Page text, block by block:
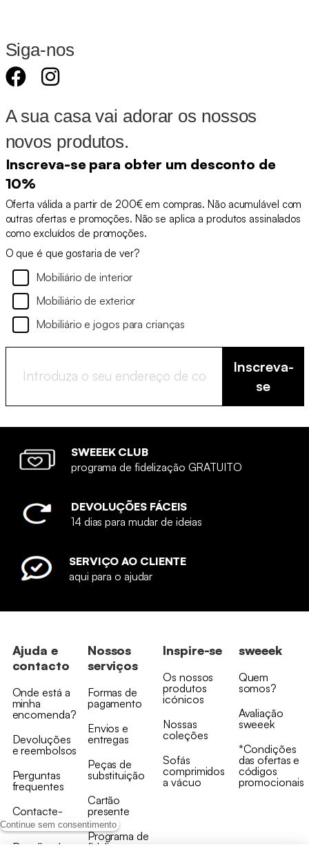
Continue sem consentimento
Siga-nos
A sua casa vai adorar os nossos
novos produtos.
Inscreva-se para obter um desconto de
10%
Oferta válida a partir de 200€ em compras. Não acumulável com
outras ofertas e promoções. Não se aplica a produtos assinalados
como excluídos de promoções.
O que é que gostaria de ver?
Mobiliário de interior
Mobiliário de exterior
Mobiliário e jogos para crianças
Inscreva-
se
SWEEEK CLUB
programa de fidelização GRATUITO
DEVOLUÇÕES FÁCEIS
14 dias para mudar de ideias
SERVIÇO AO CLIENTE
aqui para o ajudar
Ajuda e
contacto
Onde está a
minha
encomenda?
Devoluções
e reembolsos
Perguntas
frequentes
Contacte-
nos
Nossos
serviços
Formas de
pagamento
Envios e
entregas
Peças de
substituição
Cartão
presente
Programa de
Inspire-se
Os nossos
produtos
icónicos
Nossas
coleções
Sofás
comprimidos
a vácuo
sweeek
Quem
somos?
Avaliação
sweeek
*Condições
das ofertas e
códigos
promocionais